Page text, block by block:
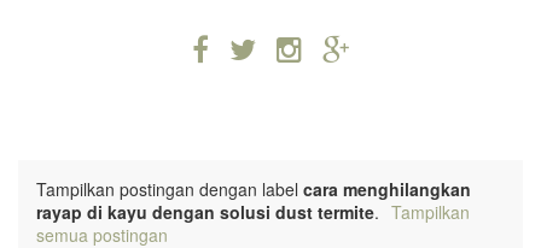
Tampilkan postingan dengan label cara menghilangkan
rayap di kayu dengan solusi dust termite. Tampilkan
semua postingan